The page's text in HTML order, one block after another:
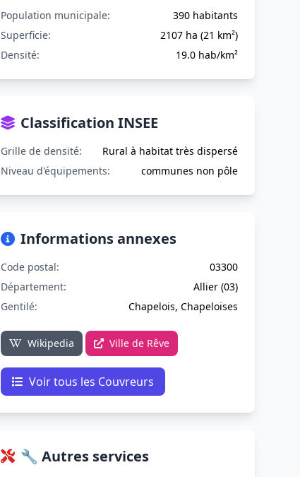
Population municipale:
390 habitants
Superficie:
2107 ha (21 km²)
Densité:
19.0 hab/km²
Classification INSEE
Grille de densité:
Rural à habitat très dispersé
Niveau d'équipements:
communes non pôle
Informations annexes
Code postal:
03300
Département:
Allier (03)
Gentilé:
Chapelois, Chapeloises
Wikipedia Ville de Rêve
Voir tous les Couvreurs
🔧 Autres services